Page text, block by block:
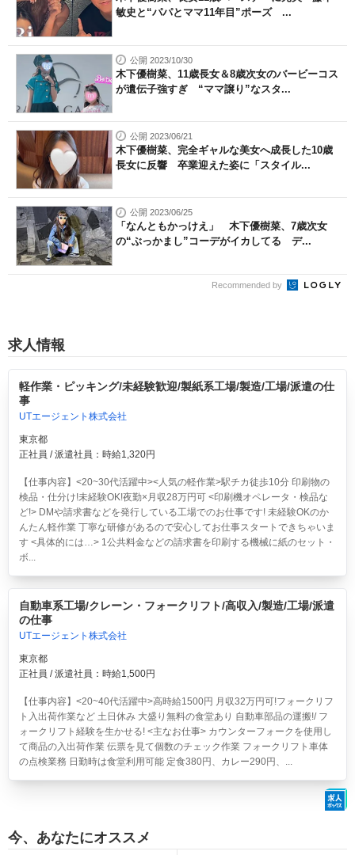
敏史と“パパとママ11年目”ポーズ ...
公開 2023/10/30
木下優樹菜、11歳長女＆8歳次女のバービーコス
が遺伝子強すぎ “ママ譲り”なスタ...
公開 2023/06/21
木下優樹菜、完全ギャルな美女へ成長した10歳
長女に反響 卒業迎えた姿に「スタイル...
公開 2023/06/25
「なんともかっけえ」 木下優樹菜、7歳次女
の“ぶっかまし”コーデがイカしてる デ...
Recommended by
求人情報
軽作業・ピッキング/未経験歓迎/製紙系工場/製造/工場/派遣の仕
事
UTエージェント株式会社
東京都
正社員 / 派遣社員：時給1,320円
【仕事内容】<20~30代活躍中><人気の軽作業>駅チカ徒歩10分 印刷物の
検品・仕分け!未経験OK!夜勤×月収28万円可 <印刷機オペレータ・検品な
ど!> DMや請求書などを発行している工場でのお仕事です! 未経験OKのか
んたん軽作業 丁寧な研修があるので安心してお仕事スタートできちゃいま
す <具体的には…> 1公共料金などの請求書を印刷する機械に紙のセット・
ボ...
自動車系工場/クレーン・フォークリフト/高収入/製造/工場/派遣
の仕事
UTエージェント株式会社
東京都
正社員 / 派遣社員：時給1,500円
【仕事内容】<20~40代活躍中>高時給1500円 月収32万円可!フォークリフ
ト入出荷作業など 土日休み 大盛り無料の食堂あり 自動車部品の運搬!/ フ
ォークリフト経験を生かせる! <主なお仕事> カウンターフォークを使用し
て商品の入出荷作業 伝票を見て個数のチェック作業 フォークリフト車体
の点検業務 日勤時は食堂利用可能 定食380円、カレー290円、...
今、あなたにオススメ